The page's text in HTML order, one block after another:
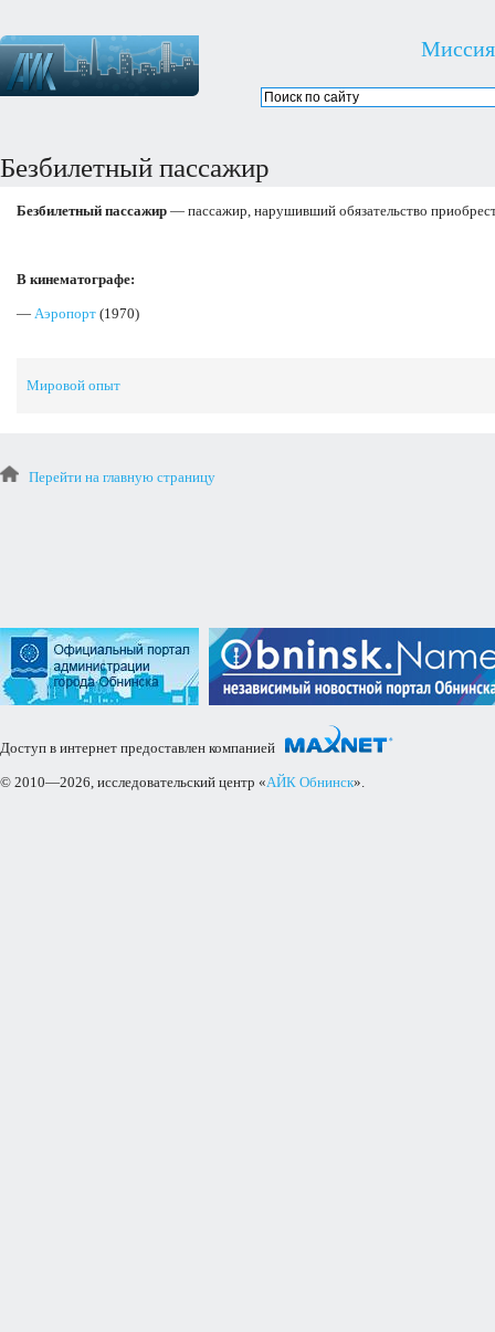
Миссия
Безбилетный пассажир
Безбилетный пассажир — пассажир, нарушивший обязательство
В кинематографе:
— Аэропорт (1970)
Мировой опыт
Перейти на главную страницу
Доступ в интернет предоставлен компанией
© 2010—2026, исследовательский центр «АЙК Обнинск».